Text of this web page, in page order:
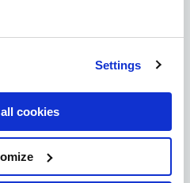
Settings
cookies
친화적인 테마를 선택하면
능을 테스트하는 데 시간